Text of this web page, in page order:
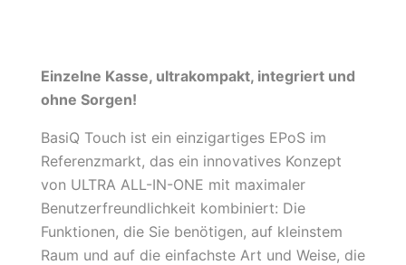
Einzelne Kasse, ultrakompakt, integriert und
ohne Sorgen!
BasiQ Touch ist ein einzigartiges EPoS im
Referenzmarkt, das ein innovatives Konzept
von ULTRA ALL-IN-ONE mit maximaler
Benutzerfreundlichkeit kombiniert: Die
Funktionen, die Sie benötigen, auf kleinstem
Raum und auf die einfachste Art und Weise, die